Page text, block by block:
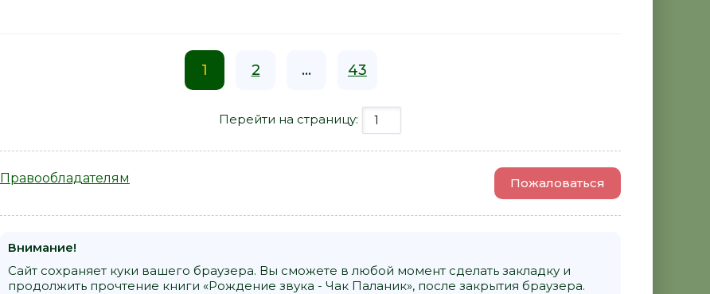
1 2 ... 43
Перейти на страницу:
Правообладателям Пожаловаться
Внимание!
Сайт сохраняет куки вашего браузера. Вы сможете в любой момент сделать закладку и
продолжить прочтение книги «Рождение звука - Чак Паланик», после закрытия браузера.